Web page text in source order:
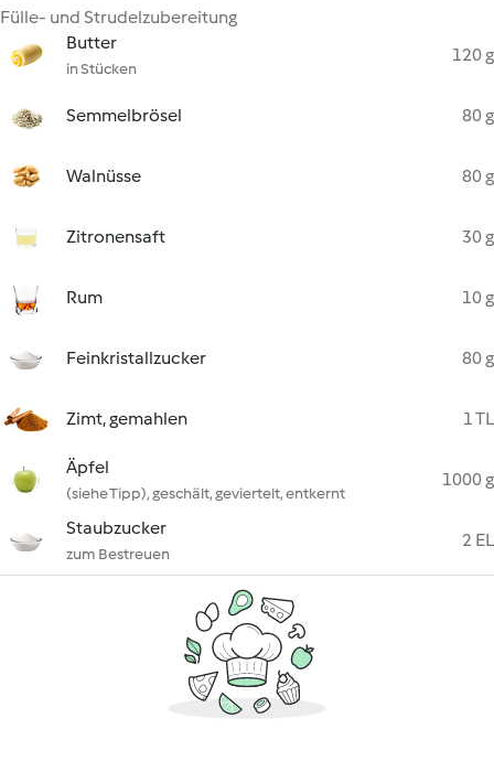
Fülle- und Strudelzubereitung
Butter
in Stücken
120 g
Semmelbrösel 80 g
Walnüsse 80 g
Zitronensaft 30 g
Rum 10 g
Feinkristallzucker 80 g
Zimt, gemahlen 1 TL
Äpfel
(siehe Tipp), geschält, geviertelt, entkernt
1000 g
Staubzucker
zum Bestreuen
2 EL